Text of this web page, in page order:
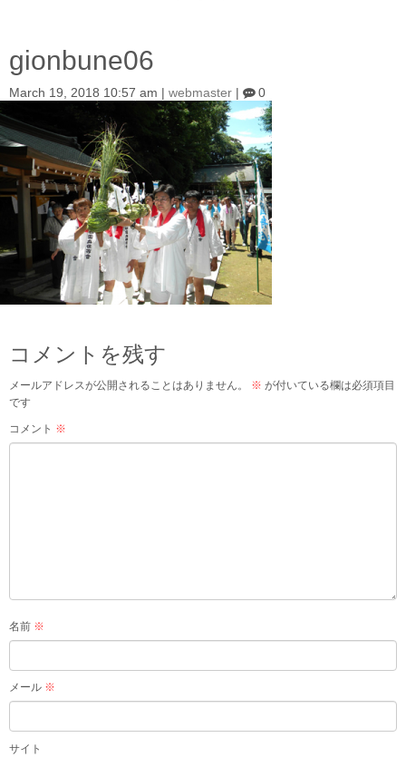
gionbune06
March 19, 2018 10:57 am | webmaster | 0
コメントを残す
メールアドレスが公開されることはありません。 ※ が付いている欄は必須項目
です
コメント ※
名前 ※
メール ※
サイト